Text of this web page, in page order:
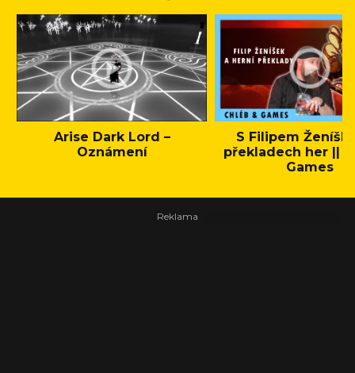
Arise Dark Lord –
Oznámení
S Filipem
překladech her ||
Games